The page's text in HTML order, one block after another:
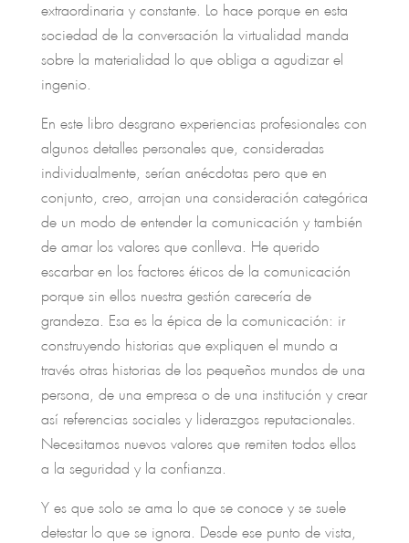
extraordinaria y constante. Lo hace porque en esta
sociedad de la conversación la virtualidad manda
sobre la materialidad lo que obliga a agudizar el
ingenio.
En este libro desgrano experiencias profesionales con
algunos detalles personales que, consideradas
individualmente, serían anécdotas pero que en
conjunto, creo, arrojan una consideración categórica
de un modo de entender la comunicación y también
de amar los valores que conlleva. He querido
escarbar en los factores éticos de la comunicación
porque sin ellos nuestra gestión carecería de
grandeza. Esa es la épica de la comunicación: ir
construyendo historias que expliquen el mundo a
través otras historias de los pequeños mundos de una
persona, de una empresa o de una institución y crear
así referencias sociales y liderazgos reputacionales.
Necesitamos nuevos valores que remiten todos ellos
a la seguridad y la confianza.
Y es que solo se ama lo que se conoce y se suele
detestar lo que se ignora. Desde ese punto de vista,